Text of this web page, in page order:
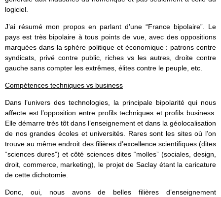
logiciel.
J’ai résumé mon propos en parlant d’une “France bipolaire”. Le
pays est très bipolaire à tous points de vue, avec des oppositions
marquées dans la sphère politique et économique : patrons contre
syndicats, privé contre public, riches vs les autres, droite contre
gauche sans compter les extrêmes, élites contre le peuple, etc.
Compétences techniques vs business
Dans l’univers des technologies, la principale bipolarité qui nous
affecte est l’opposition entre profils techniques et profils business.
Elle démarre très tôt dans l’enseignement et dans la géolocalisation
de nos grandes écoles et universités. Rares sont les sites où l’on
trouve au même endroit des filières d’excellence scientifiques (dites
“sciences dures”) et côté sciences dites “molles” (sociales, design,
droit, commerce, marketing), le projet de Saclay étant la caricature
de cette dichotomie.
Donc, oui, nous avons de belles filières d’enseignement